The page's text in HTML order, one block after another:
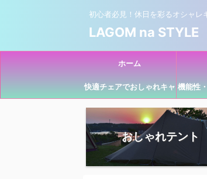
初心者必見！休日を彩るオシャレ
LAGOM na STYLE
ホーム
快適チェアでおしゃれキャ
ンプ！初めて買うならコ
レ！
機能性
ラーボ
おしゃれテント